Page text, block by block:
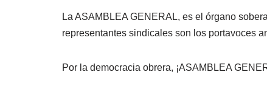
La ASAMBLEA GENERAL, es el órgano
representantes sindicales son los portavoces
Por la democracia obrera, ¡ASAMBLEA